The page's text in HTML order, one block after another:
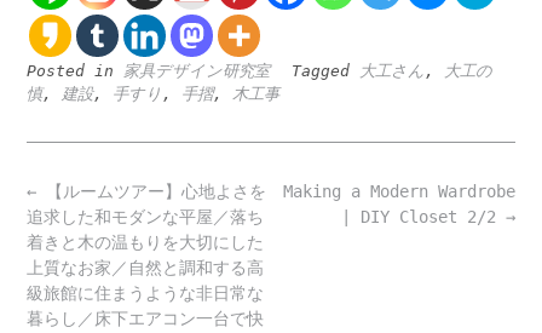
Posted in 家具デザイン研究室 Tagged 大工さん ,
大工の
慎, 建設, 手すり , 手摺, 木工事
Post
navigation
Making a Modern Wardrobe
| DIY Closet 2/2 →
← 【ルームツアー】心地よさを
追求した和モダンな平屋／落ち
着きと木の温もりを大切にした
上質なお家／自然と調和する高
級旅館に住まうような非日常な
暮らし／床下エアコン一台で快